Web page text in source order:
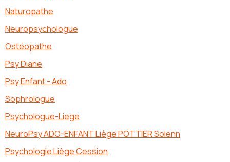
Naturopathe
Neuropsychologue
Ostéopathe
Psy Diane
Psy Enfant - Ado
Sophrologue
Psychologue-Liege
NeuroPsy ADO-ENFANT Liège POTTIER Solenn
Psychologie Liège Cession